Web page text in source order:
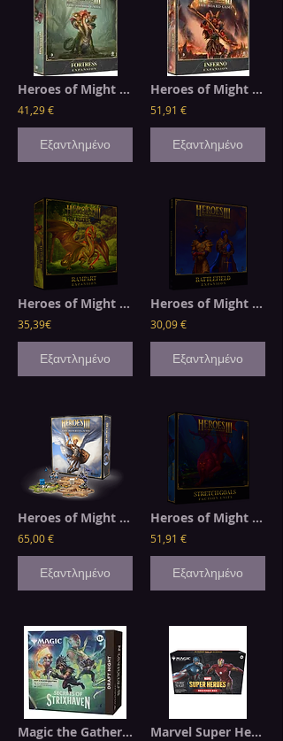
Heroes of Might and Magic III: Fortress Expansion
41,29 €
Εξαντλημένο
Heroes of Might and Magic III: Inferno Expansion
51,91 €
Εξαντλημένο
Heroes of Might and Magic III: Rampart Expansion
35,39€
Εξαντλημένο
Heroes of Might and Magic III: Battlefield Expansion
30,09 €
Εξαντλημένο
Heroes of Might and Magic III: The Board Game
65,00 €
Εξαντλημένο
Heroes of Might and Magic III: Stretch Goals - Faction Units Expansion
51,91 €
Εξαντλημένο
Magic the Gathering: Secrets of Strixhaven - Draft Night Marvel Super Heroes EN Beginner Box